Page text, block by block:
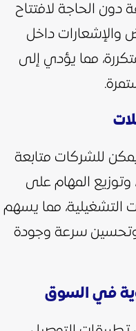
الحاجة لافتتاح
والإشعارات داخل
مما يؤدي إلى
للشركات متابعة
المهام على
التشغيلية، مما يسهم
وتحسين سرعة وجودة